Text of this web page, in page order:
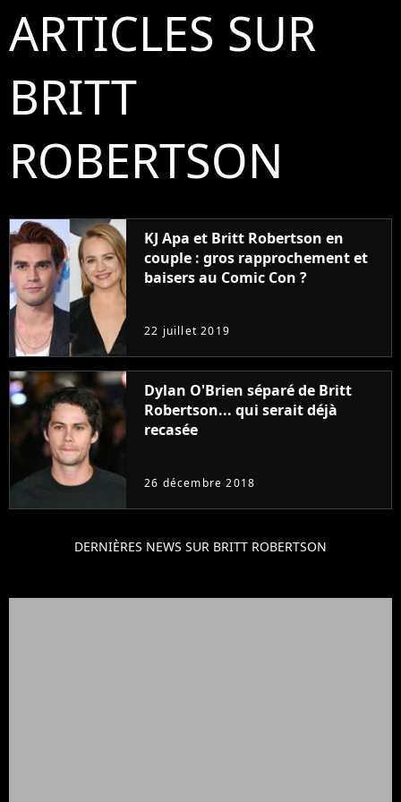
ARTICLES SUR
BRITT
ROBERTSON
KJ Apa et Britt Robertson en
couple : gros rapprochement et
baisers au Comic Con ?
22 juillet 2019
Dylan O'Brien séparé de Britt
Robertson... qui serait déjà
recasée
26 décembre 2018
DERNIÈRES NEWS SUR BRITT ROBERTSON